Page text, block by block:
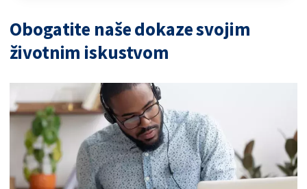
Obogatite naše dokaze svojim
životnim iskustvom